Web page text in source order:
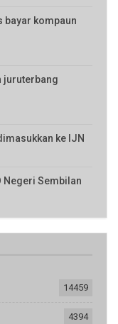
bayar kompaun
juruterbang
ke IJN
Negeri Sembilan
14459
4394